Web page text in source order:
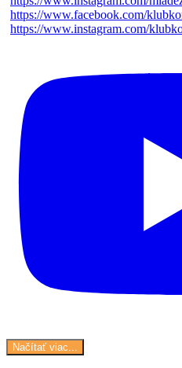
Načítať viac...